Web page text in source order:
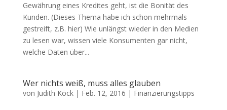
Gewährung eines Kredites geht, ist die Bonität des
Kunden. (Dieses Thema habe ich schon mehrmals
gestreift, z.B. hier) Wie unlängst wieder in den Medien
zu lesen war, wissen viele Konsumenten gar nicht,
welche Daten über...
Wer nichts weiß, muss alles glauben
von Judith Köck| Feb. 12, 2016 | Finanzierungstipps